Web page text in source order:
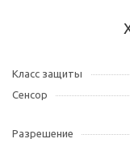
Класс защиты
Сенсор
Разрешение